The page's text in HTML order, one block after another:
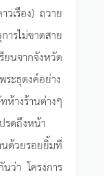
เรือง) ถวาย
รไม่ขาดสาย
นจากจังหวัด
ะธุดงค์อย่าง
างร้านต่างๆ
รดถึงหน้า
ด้วยรอยยิ้มที่
ว่า โครงการ